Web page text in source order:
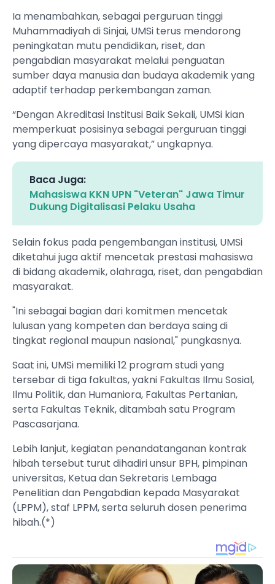
Ia menambahkan, sebagai perguruan tinggi
Muhammadiyah di Sinjai, UMSi terus mendorong
peningkatan mutu pendidikan, riset, dan
pengabdian masyarakat melalui penguatan
sumber daya manusia dan budaya akademik yang
adaptif terhadap perkembangan zaman.
“Dengan Akreditasi Institusi Baik Sekali, UMSi kian
memperkuat posisinya sebagai perguruan tinggi
yang dipercaya masyarakat,” ungkapnya.
Baca Juga:
Mahasiswa KKN UPN "Veteran" Jawa Timur
Dukung Digitalisasi Pelaku Usaha
Selain fokus pada pengembangan institusi, UMSi
diketahui juga aktif mencetak prestasi mahasiswa
di bidang akademik, olahraga, riset, dan pengabdian
masyarakat.
"Ini sebagai bagian dari komitmen mencetak
lulusan yang kompeten dan berdaya saing di
tingkat regional maupun nasional," pungkasnya.
Saat ini, UMSi memiliki 12 program studi yang
tersebar di tiga fakultas, yakni Fakultas Ilmu Sosial,
Ilmu Politik, dan Humaniora, Fakultas Pertanian,
serta Fakultas Teknik, ditambah satu Program
Pascasarjana.
Lebih lanjut, kegiatan penandatanganan kontrak
hibah tersebut turut dihadiri unsur BPH, pimpinan
universitas, Ketua dan Sekretaris Lembaga
Penelitian dan Pengabdian kepada Masyarakat
(LPPM), staf LPPM, serta seluruh dosen penerima
hibah.(*)